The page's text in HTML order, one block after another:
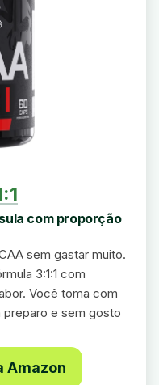
com proporção
sem gastar muito.
3:1:1 com
Você toma com
preparo e sem gosto
Amazon